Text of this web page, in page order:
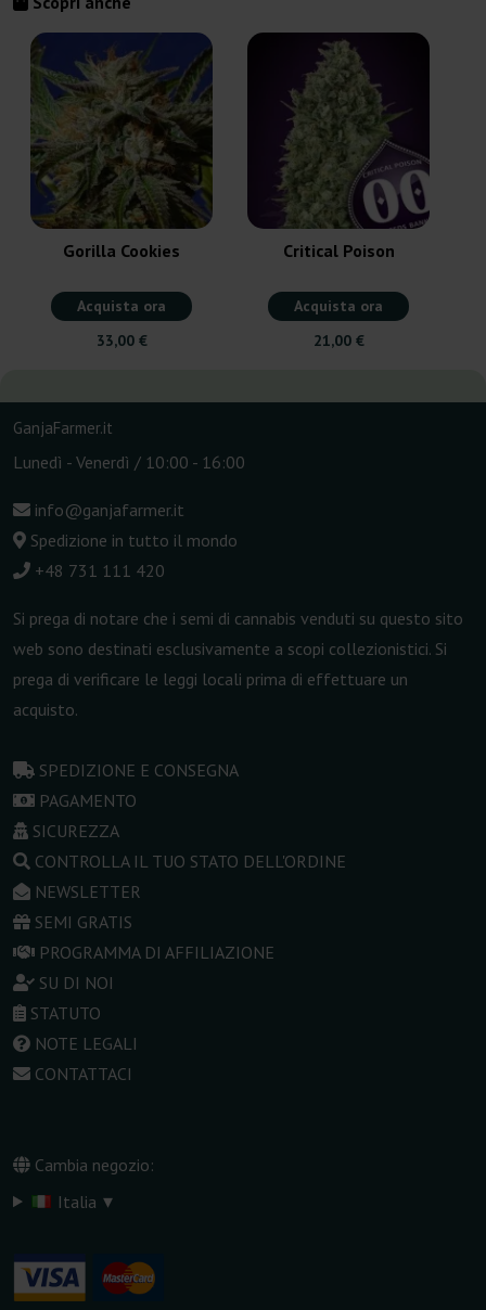
Gorilla Cookies
Acquista ora
33,00 €
Critical Poison
Acquista ora
21,00 €
GanjaFarmer.it
Lunedì - Venerdì / 10:00 - 16:00
info@ganjafarmer.it
Spedizione in tutto il mondo
+48 731 111 420
Si prega di notare che i semi di cannabis venduti su questo sito
web sono destinati esclusivamente a scopi collezionistici. Si
prega di verificare le leggi locali prima di effettuare un
acquisto.
SPEDIZIONE E CONSEGNA
PAGAMENTO
SICUREZZA
CONTROLLA IL TUO STATO DELL'ORDINE
NEWSLETTER
SEMI GRATIS
PROGRAMMA DI AFFILIAZIONE
SU DI NOI
STATUTO
NOTE LEGALI
CONTATTACI
Cambia negozio:
Italia ▾